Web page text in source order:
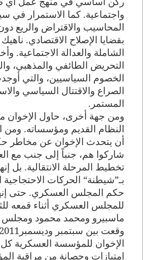
واجتماعية. كما الاستمرار في
المحاسيب والاقتراض والريع
بقضايا الإصلاح الاقتصادي.
الشاملة والعدالة الاجتماعية.
التحريض الطائفي والمذهبي،
الخصوم السياسيين، والتي
الصراع والاقتتال السياسي
المستمر .
ومن جهة أخرى، حاول الإخوان
النظام القديم ومؤسساته. ومن
أن يتحدث الإخوان عن مخاطر
شاركوا هم، جنباً إلى جنب مع
تخطيط المرحلة الانتقالية. بل
بـ”شيطنة“ الحركات
حكم المجلس العسكري. حتى
للمجلس العسكري أثناء قمعه
ماسبيرو ومحمد محمود ومجلس
الإخوان للمؤسسة العسكرية
امتيازات وحصانة من مراقبة